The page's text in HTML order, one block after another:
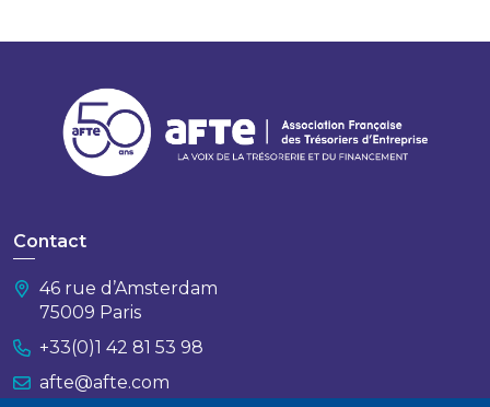
Contact
46 rue d’Amsterdam
75009 Paris
+33(0)1 42 81 53 98
afte@afte.com